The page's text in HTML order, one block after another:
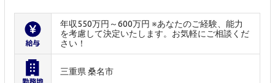
年収550万円～600万円 ※あなたのご経験、能力
を考慮して決定いたします。お気軽にご相談くだ
さい！
三重県 桑名市